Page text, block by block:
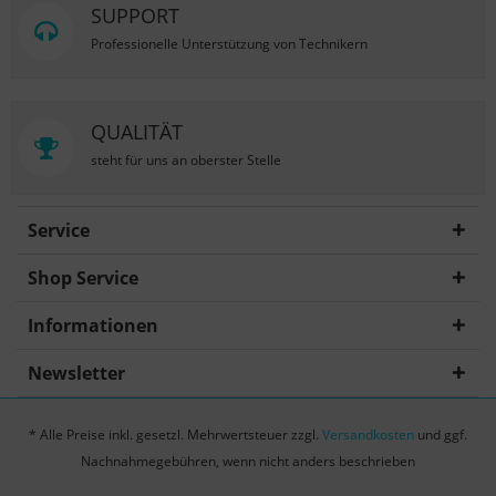
SUPPORT
Professionelle Unterstützung von Technikern
QUALITÄT
steht für uns an oberster Stelle
Service
Shop Service
Informationen
Newsletter
* Alle Preise inkl. gesetzl. Mehrwertsteuer zzgl. Versandkosten und ggf.
Nachnahmegebühren, wenn nicht anders beschrieben